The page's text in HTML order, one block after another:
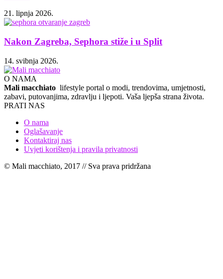
21. lipnja 2026.
Nakon Zagreba, Sephora stiže i u Split
14. svibnja 2026.
O NAMA
Mali macchiato lifestyle portal o modi, trendovima, umjetnosti,
zabavi, putovanjima, zdravlju i ljepoti. Vaša ljepša strana života.
PRATI NAS
O nama
Oglašavanje
Kontaktiraj nas
Uvjeti korištenja i pravila privatnosti
© Mali macchiato, 2017 // Sva prava pridržana